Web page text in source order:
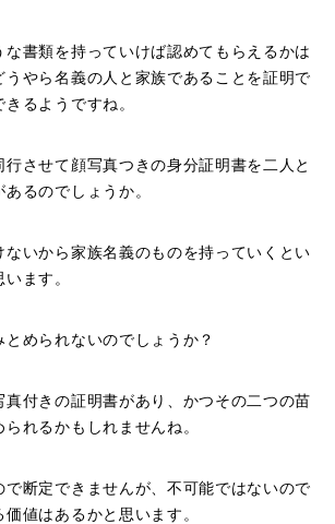
な書類を持っていけば認めてもらえるかは
うやら名義の人と家族であることを証明で
るようですね。
行させて顔写真つきの身分証明書を二人と
るのでしょうか。
ないから家族名義のものを持っていくとい
ます。
められないのでしょうか？
真付きの証明書があり、かつその二つの苗
れるかもしれませんね。
で断定できませんが、不可能ではないので
値はあるかと思います。